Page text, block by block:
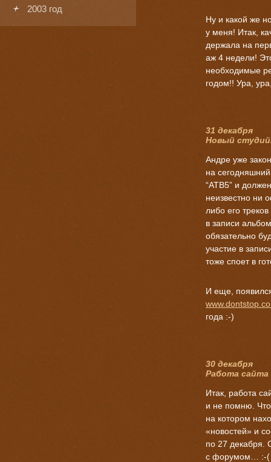
2003 год
Ну и какой же
у меня! Итак,
держала на
аж 4 недели!
необходимые
годом!! Ура,
31 декабря
Новый
Андре уже
на
“АТВ5” и
неизвестно ни
либо его
в записи
обязательно
участие в
тоже споет в
И еще,
года :-)
30 декабря
Работа сайта
Итак, работа
и не помню. Что
на котором
«новостей» и
по 27 декабря.
с форумом… :-(